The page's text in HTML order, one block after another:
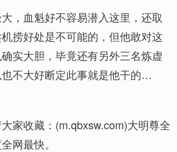
，血魁好不容易潜入这里，还取
捞好处是不可能的，但他敢对这
实大胆，毕竟还有另外三名炼虚
不大好断定此事就是他干的…
家收藏：(m.qbxsw.com)大明尊全
网最快。